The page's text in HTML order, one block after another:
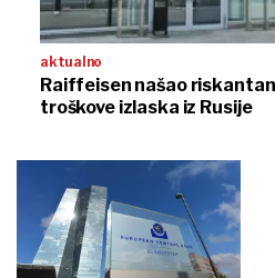
aktualno
Raiffeisen našao
troškove izlaska iz Rusije